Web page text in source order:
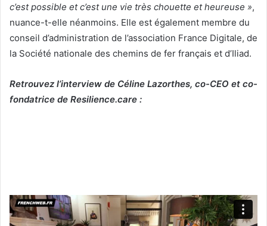
c’est possible et c’est une vie très chouette et heureuse »,
nuance-t-elle néanmoins. Elle est également membre du
conseil d’administration de l’association France Digitale, de
la Société nationale des chemins de fer français et d’Iliad.
Retrouvez l’interview de Céline Lazorthes, co-CEO et co-
fondatrice de Resilience.care :